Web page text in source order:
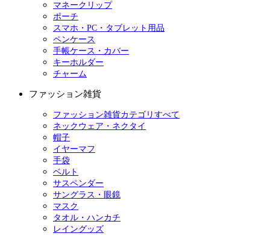
マネークリップ
ポーチ
スマホ・PC・タブレット用品
ペンケース
手帳ケース・カバー
キーホルダー
チャーム
ファッション雑貨
ファッション雑貨カテゴリすべて
ネックウェア・ネクタイ
帽子
イヤーマフ
手袋
ベルト
サスペンダー
サングラス・眼鏡
マスク
タオル・ハンカチ
レイングッズ